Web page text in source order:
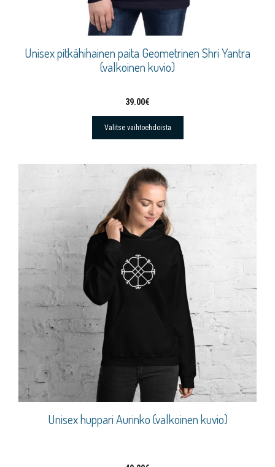
Unisex pitkähihainen paita Geometrinen Shri Yantra
(valkoinen kuvio)
39.00€
Valitse vaihtoehdoista
Unisex huppari Aurinko (valkoinen kuvio)